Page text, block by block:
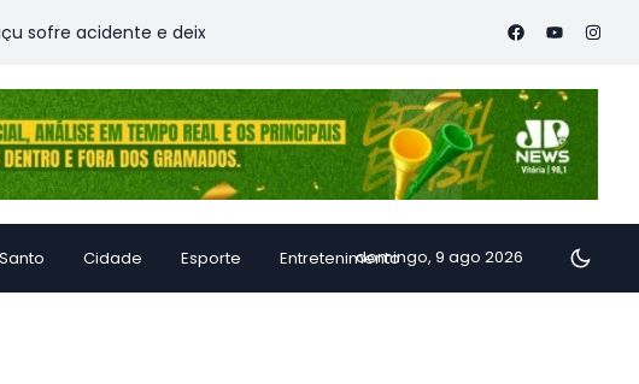
e deixa vítimas Família de Alfredo Chaves transforma
Cidade Esporte Entretenimentodomingo, 9 ago 2026